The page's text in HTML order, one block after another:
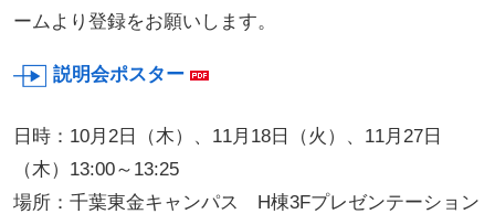
ームより登録をお願いします。
説明会ポスター
日時：10月2日（木）、11月18日（火）、11月27日
（木）13:00～13:25
場所：千葉東金キャンパス H棟3Fプレゼンテーション